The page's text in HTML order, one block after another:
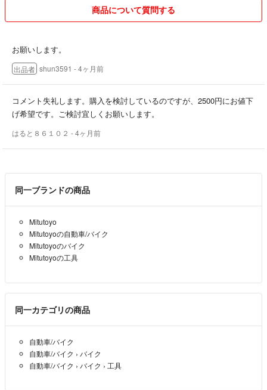
商品について質問する
お願いします。
出品者 shun3591 - 4ヶ月前
コメント失礼します。購入を検討しているのですが、2500円にお値下
げ希望です。ご検討宜しくお願いします。
はると８６１０２ - 4ヶ月前
同一ブランドの商品
Mitutoyo
Mitutoyoの自動車/バイク
Mitutoyoのバイク
Mitutoyoの工具
同一カテゴリの商品
自動車/バイク
自動車/バイク › バイク
自動車/バイク › バイク › 工具